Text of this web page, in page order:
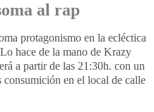
al rap
protagonismo en la ecléctica
hace de la mano de Krazy
a partir de las 21:30h. con un
consumición en el local de calle